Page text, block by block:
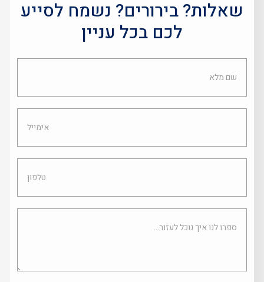
שאלות? בירורים? נשמח לסייע
לכם בכל עניין
שם
מלא
אימייל
טלפון
ספרו
לנו